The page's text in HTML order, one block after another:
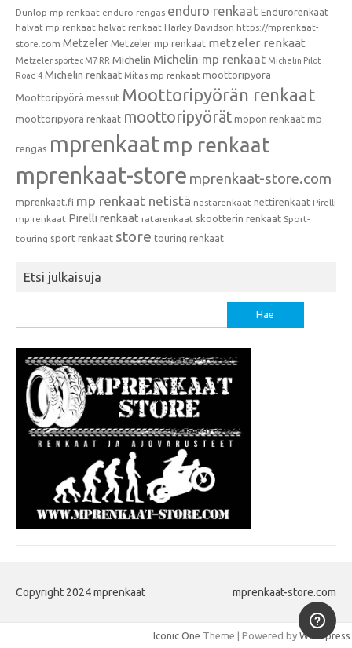
Dunlop mp renkaat enduro rengas enduro renkaat Endurorenkaat
halvat mp renkaat halvat renkaat Harley Davidson https://mprenkaat-
store.com Metzeler Metzeler mp renkaat metzeler renkaat
Metzeler sportec M7 RR Michelin Michelin mp renkaat Michelin Pilot
Road 4 Michelin renkaat Mitas mp renkaat moottoripyörä
Moottoripyörä messut Moottoripyörän renkaat
moottoripyörä renkaat moottoripyörät mopon renkaat mp
rengas mprenkaat mp renkaat
mprenkaat-store mprenkaat-store.com
mprenkaat.fi mp renkaat netistä nastarenkaat nettirenkaat Pirelli
mp renkaat Pirelli renkaat ratarenkaat skootterin renkaat Sport-
touring sport renkaat store touring renkaat
Etsi julkaisuja
Copyright 2024 mprenkaat mprenkaat-store.com
Iconic One Theme | Powered by Wordpress